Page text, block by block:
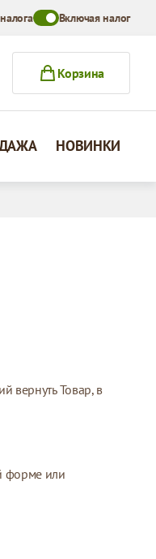
Toggle VAT Mode
Включая налог
Корзина
НОВИНКИ
вернуть Товар, в
форме или